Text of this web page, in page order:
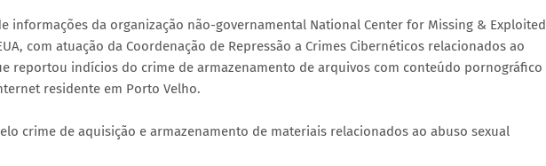
informações da organização não-governamental National Center for Missing & Exploited
com atuação da Coordenação de Repressão a Crimes Cibernéticos relacionados ao
reportou indícios do crime de armazenamento de arquivos com conteúdo pornográfico
residente em Porto Velho.
crime de aquisição e armazenamento de materiais relacionados ao abuso sexual